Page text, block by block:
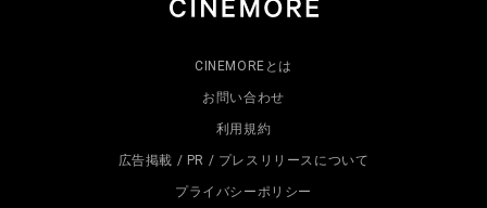
CINEMOREとは
お問い合わせ
利用規約
広告掲載 / PR / プレスリリースについて
プライバシーポリシー